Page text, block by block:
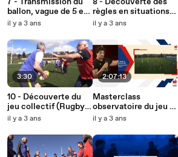
ballon, vague de 5 en
se replaçant (Rugby à
il y a 3 ans
3:30
10 - Découverte du
jeu collectif (Rugby à
5 Santé)
il y a 3 ans
règles en situations
de déséquilibre
utilisateurs (Rugby à
5 Santé)
il y a 3 ans
2:07:13
Masterclass
observatoire du jeu :
la touche
il y a 3 ans